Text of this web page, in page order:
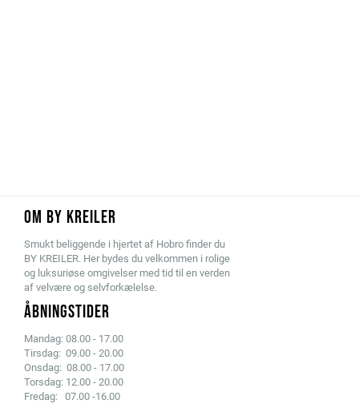
OM BY KREILER
Smukt beliggende i hjertet af Hobro finder du
BY KREILER. Her bydes du velkommen i rolige
og luksuriøse omgivelser med tid til en verden
af velvære og selvforkælelse.
ÅBNINGSTIDER
Mandag: 08.00 - 17.00
Tirsdag: 09.00 - 20.00
Onsdag: 08.00 - 17.00
Torsdag: 12.00 - 20.00
Fredag: 07.00 -16.00